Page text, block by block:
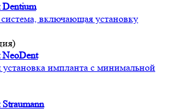
включающая установку
установка импланта с минимальной